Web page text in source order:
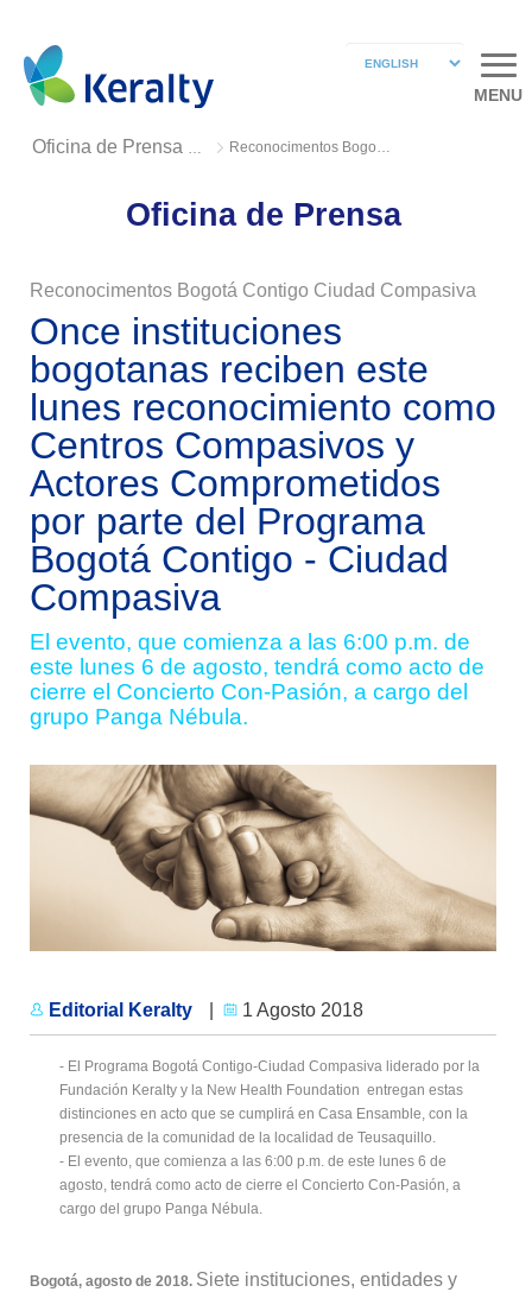
MENU
Oficina de Prensa 2018 Reconocimentos Bogotá Contigo Ciudad Compasiva
Oficina de Prensa
Reconocimentos Bogotá Contigo Ciudad Compasiva
Once instituciones
bogotanas reciben este
lunes reconocimiento como
Centros Compasivos y
Actores Comprometidos
por parte del Programa
Bogotá Contigo - Ciudad
Compasiva
El evento, que comienza a las 6:00 p.m. de
este lunes 6 de agosto, tendrá como acto de
cierre el Concierto Con-Pasión, a cargo del
grupo Panga Nébula.
Editorial Keralty 1 Agosto 2018
- El Programa Bogotá Contigo-Ciudad Compasiva liderado por la
Fundación Keralty y la New Health Foundation entregan estas
distinciones en acto que se cumplirá en Casa Ensamble, con la
presencia de la comunidad de la localidad de Teusaquillo.
- El evento, que comienza a las 6:00 p.m. de este lunes 6 de
agosto, tendrá como acto de cierre el Concierto Con-Pasión, a
cargo del grupo Panga Nébula.
Bogotá, agosto de 2018. Siete instituciones, entidades y